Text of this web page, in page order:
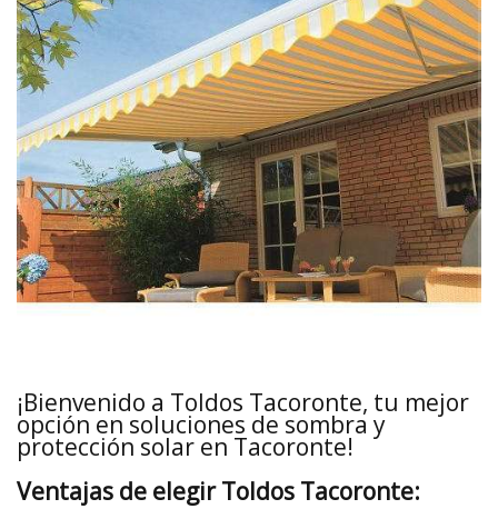
¡Bienvenido a Toldos Tacoronte, tu mejor
opción en soluciones de sombra y
protección solar en Tacoronte!
Ventajas de elegir Toldos Tacoronte: